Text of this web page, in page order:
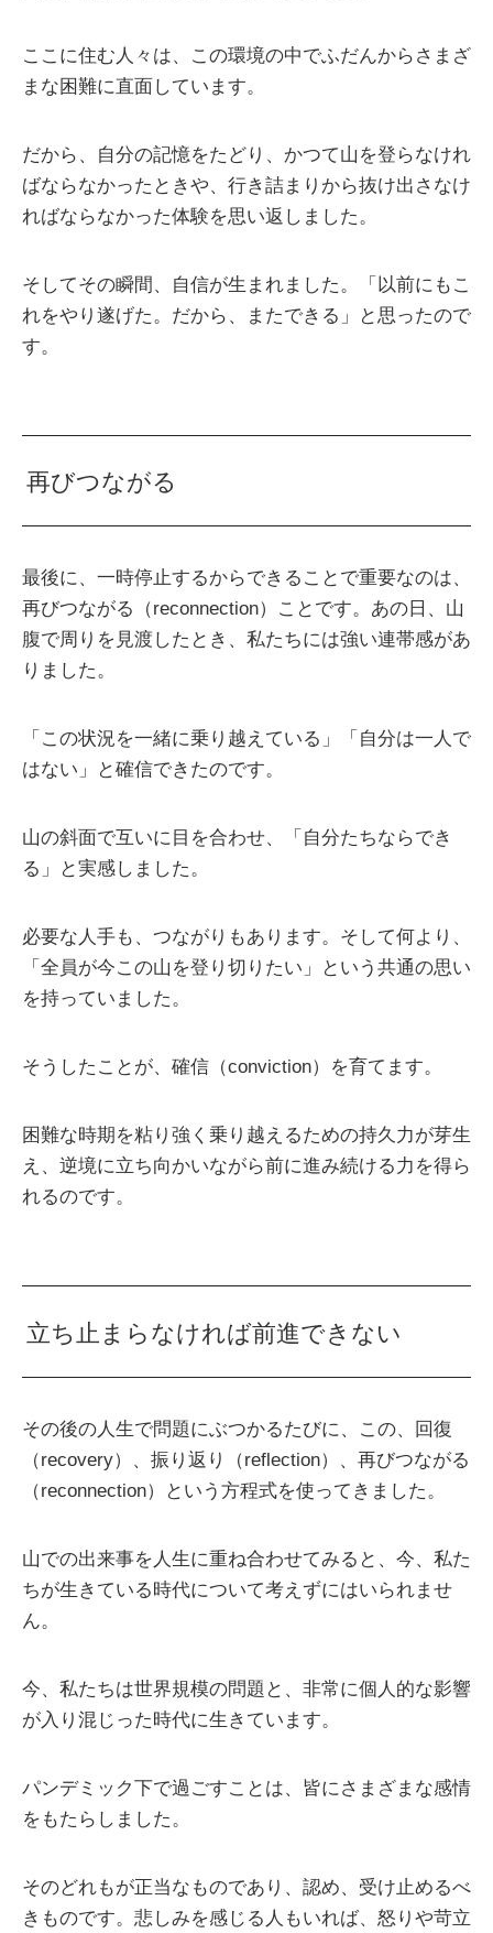
ここに住む人々は、この環境の中でふだんからさまざ
まな困難に直面しています。
だから、自分の記憶をたどり、かつて山を登らなけれ
ばならなかったときや、行き詰まりから抜け出さなけ
ればならなかった体験を思い返しました。
そしてその瞬間、自信が生まれました。「以前にもこ
れをやり遂げた。だから、またできる」と思ったので
す。
再びつながる
最後に、一時停止するからできることで重要なのは、
再びつながる（reconnection）ことです。あの日、山
腹で周りを見渡したとき、私たちには強い連帯感があ
りました。
「この状況を一緒に乗り越えている」「自分は一人で
はない」と確信できたのです。
山の斜面で互いに目を合わせ、「自分たちならでき
る」と実感しました。
必要な人手も、つながりもあります。そして何より、
「全員が今この山を登り切りたい」という共通の思い
を持っていました。
そうしたことが、確信（conviction）を育てます。
困難な時期を粘り強く乗り越えるための持久力が芽生
え、逆境に立ち向かいながら前に進み続ける力を得ら
れるのです。
立ち止まらなければ前進できない
その後の人生で問題にぶつかるたびに、この、回復
（recovery）、振り返り（reflection）、再びつながる
（reconnection）という方程式を使ってきました。
山での出来事を人生に重ね合わせてみると、今、私た
ちが生きている時代について考えずにはいられませ
ん。
今、私たちは世界規模の問題と、非常に個人的な影響
が入り混じった時代に生きています。
パンデミック下で過ごすことは、皆にさまざまな感情
をもたらしました。
そのどれもが正当なものであり、認め、受け止めるべ
きものです。悲しみを感じる人もいれば、怒りや苛立